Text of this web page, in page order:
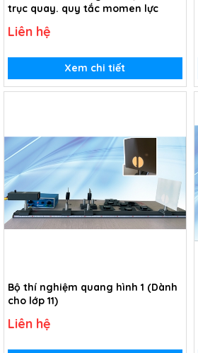
trục quay. quy tắc momen lực
Liên hệ
Xem chi tiết
Bộ thí nghiệm quang hình 1 (Dành
cho lớp 11)
Liên hệ